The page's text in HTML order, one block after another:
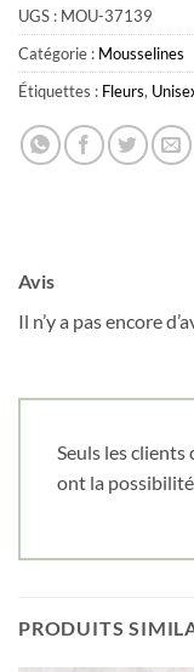
UGS : MOU-37139
Catégorie : Mousselines
Étiquettes : Fleurs,
Avis
Il n’y a pas encore
Seuls les
ont la possibilité
PRODUITS
prochaine
Nom*
Date de